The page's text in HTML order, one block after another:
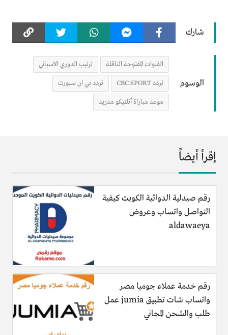
شارك
الوسوم
القنوات المفتوحة الناقلة ترتيب الدوري الاسباني
تردد CBC SPORT تردد بي ان سبورت
موعد مباراة أتلتيكو مدريد
إقرأ أيضاً
رقم صيدلية الدوائية الكويت كيفية
التواصل واتساب وعروض
aldawaeya
رقم خدمة عملاء جوميا مصر
واتساب شات تطبيق jumia عمل
طلب والشحن المجاني